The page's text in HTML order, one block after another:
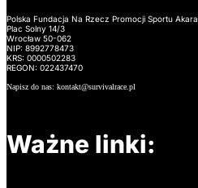
Polska Fundacja Na Rzecz Promocji Sportu Akara
Plac Solny 14/3
Wrocław 50-062
NIP: 8992778473
KRS: 0000502283
REGON: 022437470
Napisz do nas: kontakt@survivalrace.pl
Ważne linki: